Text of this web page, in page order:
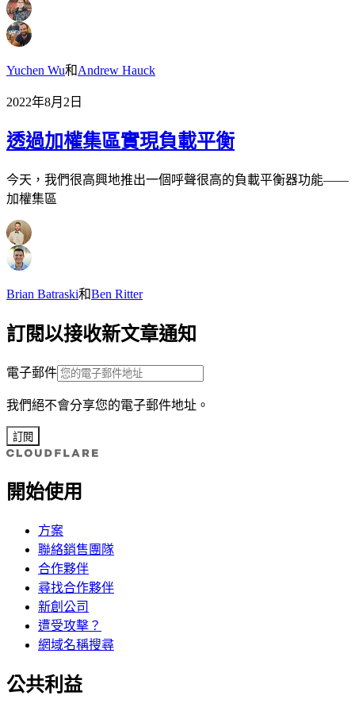
Yuchen Wu和Andrew Hauck
2022年8月2日
透過加權集區實現負載平衡
今天，我們很高興地推出一個呼聲很高的負載平衡器功能——
加權集區
Brian Batraski和Ben Ritter
訂閱以接收新文章通知
電子郵件
我們絕不會分享您的電子郵件地址。
訂閱
開始使用
方案
聯絡銷售團隊
合作夥伴
尋找合作夥伴
新創公司
遭受攻擊？
網域名稱搜尋
公共利益